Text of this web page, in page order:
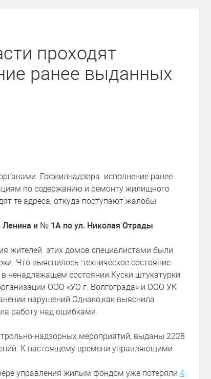
проходят
ранее выданных
Госжилнадзора исполнение ранее
по содержанию и ремонту жилищного
те адреса, откуда поступают жалобы
и № 1А по ул. Николая Отрады
жителей этих домов специалистами были
Что выяснилось :техническое состояние
ненадлежащем состоянии.Куски штукатурки
ООО «УО г. Волгограда» и ООО УК
нарушений.Однако,как выяснила
работу над ошибками.
надзорных мероприятий, выданы 2228
К настоящему времени управляющими
управления жилым фондом уже потеряли 4